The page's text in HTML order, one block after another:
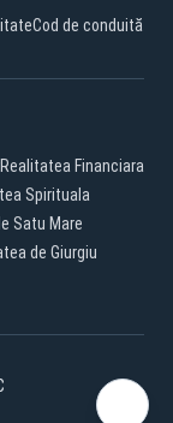
Cod de conduită
Realitatea Financiara
Spirituala
Satu Mare
de Giurgiu